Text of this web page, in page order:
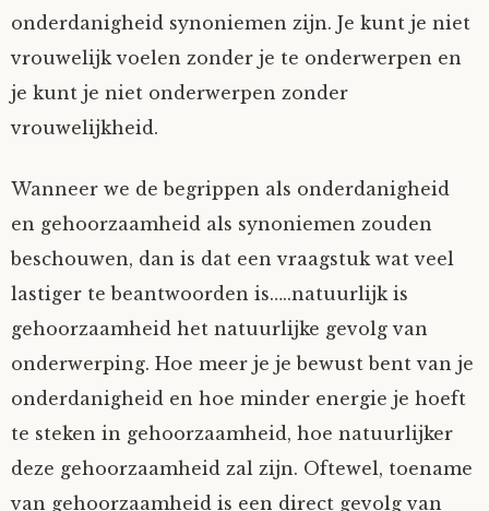
onderdanigheid synoniemen zijn. Je kunt je niet
vrouwelijk voelen zonder je te onderwerpen en
je kunt je niet onderwerpen zonder
vrouwelijkheid.
Wanneer we de begrippen als onderdanigheid
en gehoorzaamheid als synoniemen zouden
beschouwen, dan is dat een vraagstuk wat veel
lastiger te beantwoorden is…..natuurlijk is
gehoorzaamheid het natuurlijke gevolg van
onderwerping. Hoe meer je je bewust bent van je
onderdanigheid en hoe minder energie je hoeft
te steken in gehoorzaamheid, hoe natuurlijker
deze gehoorzaamheid zal zijn. Oftewel, toename
van gehoorzaamheid is een direct gevolg van